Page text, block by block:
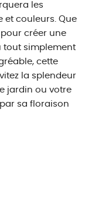
les
et couleurs. Que
créer une
tout simplement
cette
la splendeur
jardin ou votre
sa floraison